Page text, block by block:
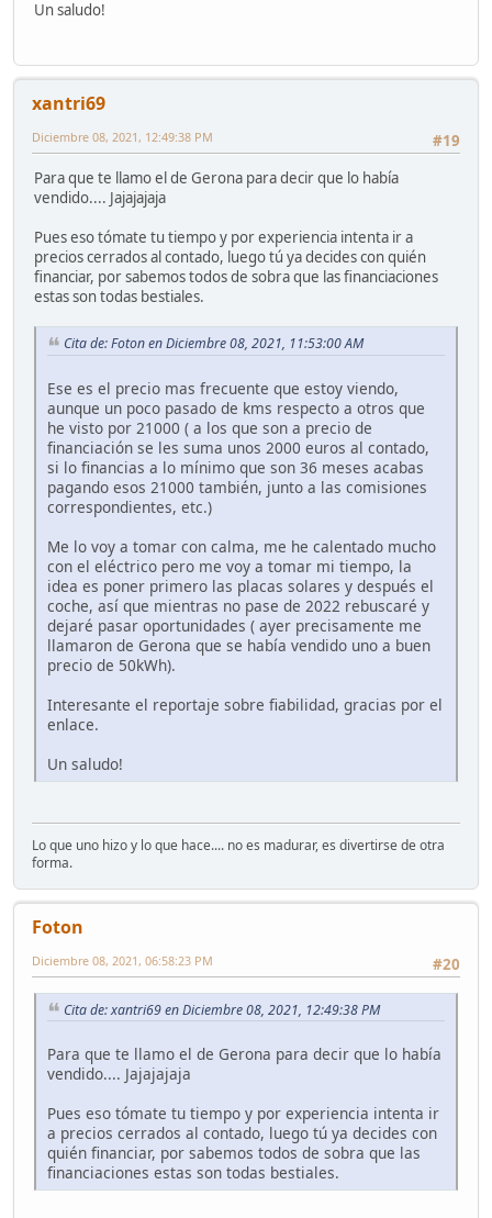
Un saludo!
xantri69
#19
Diciembre 08, 2021, 12:49:38 PM
Para que te llamo el de Gerona para decir que lo había
vendido.... Jajajajaja
Pues eso tómate tu tiempo y por experiencia intenta ir a
precios cerrados al contado, luego tú ya decides con quién
financiar, por sabemos todos de sobra que las financiaciones
estas son todas bestiales.
Cita de: Foton en Diciembre 08, 2021, 11:53:00 AM
Ese es el precio mas frecuente que estoy viendo,
aunque un poco pasado de kms respecto a otros que
he visto por 21000 ( a los que son a precio de
financiación se les suma unos 2000 euros al contado,
si lo financias a lo mínimo que son 36 meses acabas
pagando esos 21000 también, junto a las comisiones
correspondientes, etc.)
Me lo voy a tomar con calma, me he calentado mucho
con el eléctrico pero me voy a tomar mi tiempo, la
idea es poner primero las placas solares y después el
coche, así que mientras no pase de 2022 rebuscaré y
dejaré pasar oportunidades ( ayer precisamente me
llamaron de Gerona que se había vendido uno a buen
precio de 50kWh).
Interesante el reportaje sobre fiabilidad, gracias por el
enlace.
Un saludo!
Lo que uno hizo y lo que hace.... no es madurar, es divertirse de otra
forma.
Foton
#20
Diciembre 08, 2021, 06:58:23 PM
Cita de: xantri69 en Diciembre 08, 2021, 12:49:38 PM
Para que te llamo el de Gerona para decir que lo había
vendido.... Jajajajaja
Pues eso tómate tu tiempo y por experiencia intenta ir
a precios cerrados al contado, luego tú ya decides con
quién financiar, por sabemos todos de sobra que las
financiaciones estas son todas bestiales.